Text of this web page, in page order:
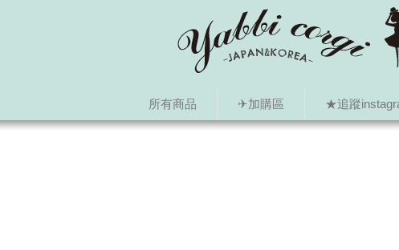
所有商品 ✈加購區 ★追蹤